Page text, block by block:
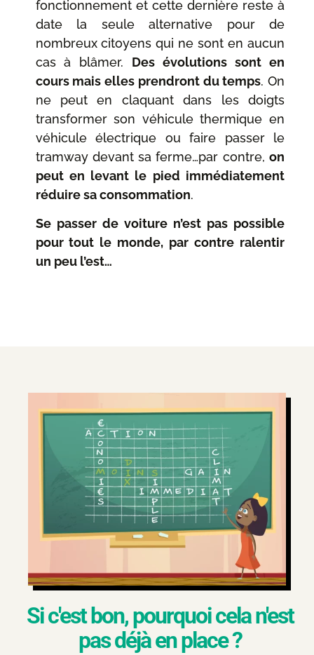
fonctionnement et cette dernière reste à
date la seule alternative pour de
nombreux citoyens qui ne sont en aucun
cas à blâmer. Des évolutions sont en
cours mais elles prendront du temps. On
ne peut en claquant dans les doigts
transformer son véhicule thermique en
véhicule électrique ou faire passer le
tramway devant sa ferme…par contre, on
peut en levant le pied immédiatement
réduire sa consommation.
Se passer de voiture n’est pas possible
pour tout le monde, par contre ralentir
un peu l’est…
Si c'est bon, pourquoi cela n'est
pas déjà en place ?